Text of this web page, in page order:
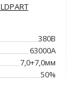
380В
63000А
7,0+7,0мм
50%